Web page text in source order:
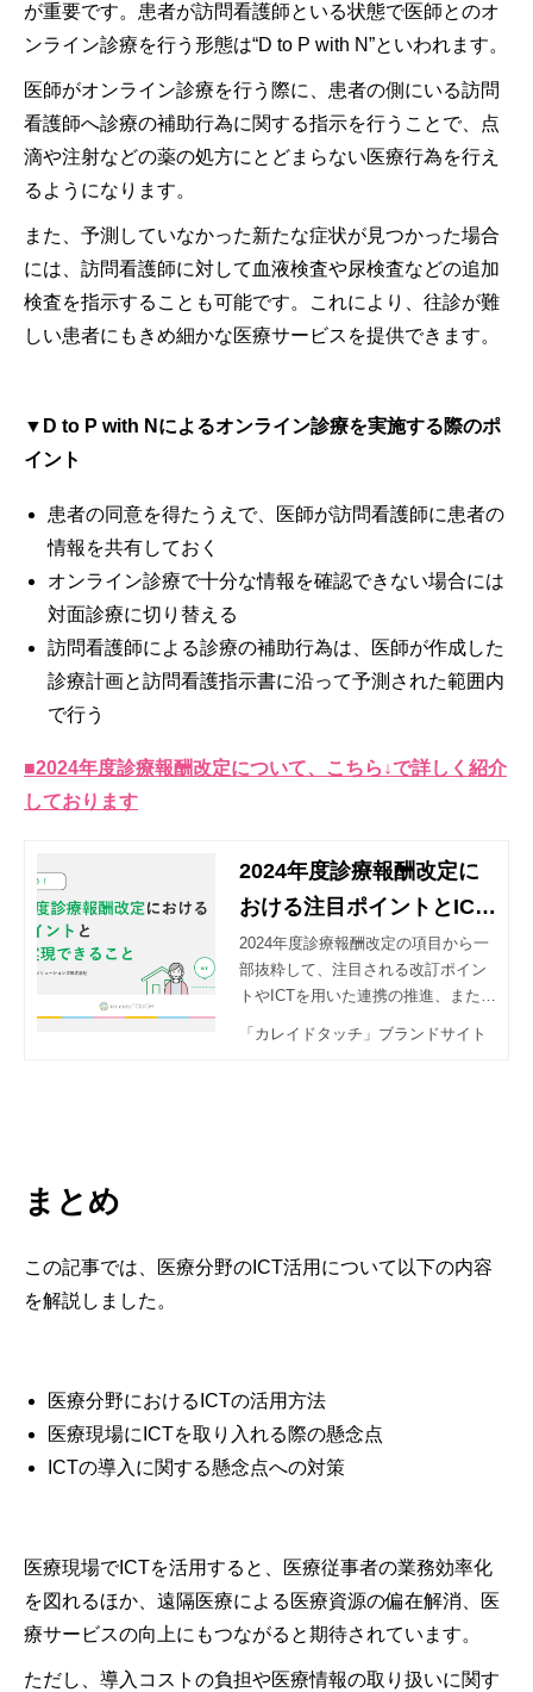
が重要です。患者が訪問看護師といる状態で医師とのオ
ンライン診療を行う形態は“D to P with N”といわれます。
医師がオンライン診療を行う際に、患者の側にいる訪問
看護師へ診療の補助行為に関する指示を行うことで、点
滴や注射などの薬の処方にとどまらない医療行為を行え
るようになります。
また、予測していなかった新たな症状が見つかった場合
には、訪問看護師に対して血液検査や尿検査などの追加
検査を指示することも可能です。これにより、往診が難
しい患者にもきめ細かな医療サービスを提供できます。
▼D to P with Nによるオンライン診療を実施する際のポ
イント
患者の同意を得たうえで、医師が訪問看護師に患者の
情報を共有しておく
オンライン診療で十分な情報を確認できない場合には
対面診療に切り替える
訪問看護師による診療の補助行為は、医師が作成した
診療計画と訪問看護指示書に沿って予測された範囲内
で行う
■2024年度診療報酬改定について、こちら↓で詳しく紹介
しております
2024年度診療報酬改定に
おける注目ポイントとICT
で実現できること
2024年度診療報酬改定の項目から一
部抜粋して、注目される改訂ポイン
トやICTを用いた連携の推進、また、
ICTの導入によりどのような運用が実
「カレイドタッチ」ブランドサイト
まとめ
この記事では、医療分野のICT活用について以下の内容
を解説しました。
医療分野におけるICTの活用方法
医療現場にICTを取り入れる際の懸念点
ICTの導入に関する懸念点への対策
医療現場でICTを活用すると、医療従事者の業務効率化
を図れるほか、遠隔医療による医療資源の偏在解消、医
療サービスの向上にもつながると期待されています。
ただし、導入コストの負担や医療情報の取り扱いに関す